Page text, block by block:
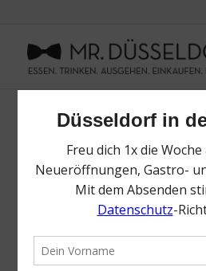
Garath, Hellerhof
Hier gibt es noch keinen